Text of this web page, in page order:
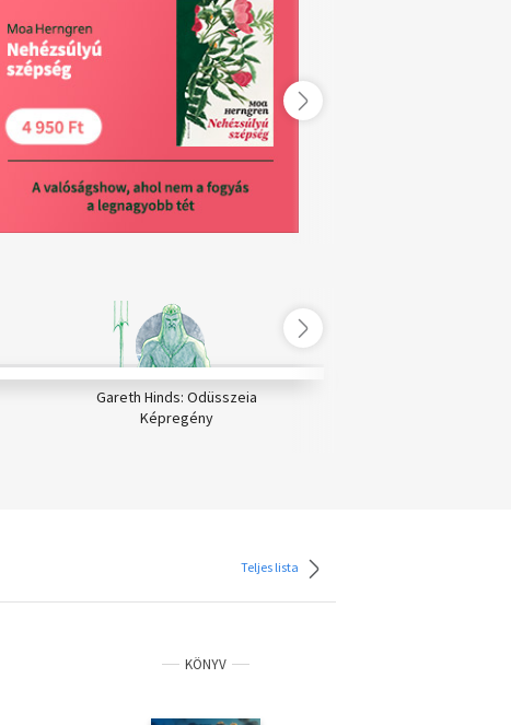
Gareth Hinds: Odüsszeia
Képregény
Teljes lista
KÖNYV